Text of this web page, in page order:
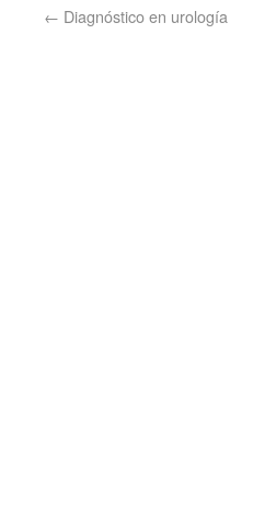
← Diagnóstico en urología